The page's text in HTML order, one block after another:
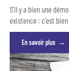
S'il y a bien une
existence : c'est
En savoir plus